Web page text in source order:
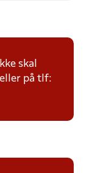
skal
eller på tlf: